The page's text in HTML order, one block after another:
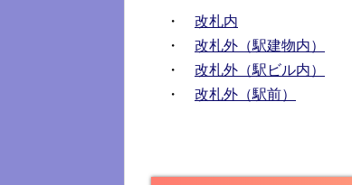
・ 改札内
・ 改札外（駅建物内）
・ 改札外（駅ビル内）
・ 改札外（駅前）